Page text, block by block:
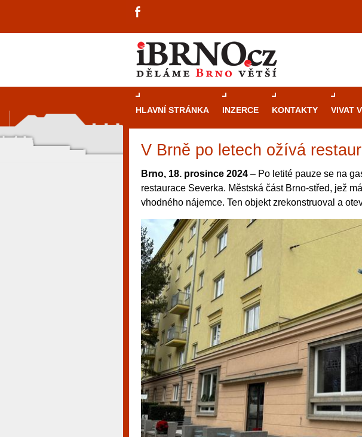
HLAVNÍ STRÁNKA INZERCE KONTAKTY VIVAT
V Brně po letech ožívá
Brno, 18. prosince 2024 – Po letité pauze se na
restaurace Severka. Městská část Brno-střed, jež
vhodného nájemce. Ten objekt zrekonstruoval a
Průvodce
rulety po
Brno je městem
restaurace,
různé
metropoli
rulety až po
návštěvníky, tak pro příležitostné hráče. V...